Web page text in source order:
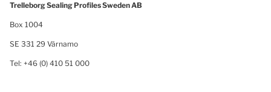
Trelleborg Sealing Profiles Sweden AB
Box 1004
SE 331 29 Värnamo
Tel: +46 (0) 410 51 000